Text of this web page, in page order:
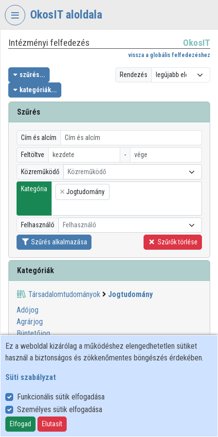
Fejléc kihagyása
OkosIT aloldala
VIDEOTORIUM
OKOSIT
Intézményi kezdőlap
Bejelentkezés
Intézményi felfedezés
Kategóriák
Intézményi listák
Intézmények
Közreműködők
Intézményi felfedezés OkosIT
vissza a globális felfedezéshez
szűrés...
kategóriák...
Rendezés
Szűrés
Cím és alcím
Feltöltve -
Közreműködő Közreműködő
Kategória
×
Jogtudomány
Felhasználó Felhasználó
Szűrés alkalmazása Szűrők törlése
Kategóriák
Társadalomtudományok
Jogtudomány
Adójog
Agrárjog
Büntetőjog
Egészségügyi jog
Egyházjog
Fiatalkorúakkal kapcsolatos jogalkotás
Informatikai jog
Közjog
Magánjog
Ez a weboldal kizárólag a működéshez elengedhetetlen sütiket
használ a biztonságos és zökkenőmentes böngészés érdekében.
Süti szabályzat
Funkcionális sütik elfogadása
Személyes sütik elfogadása
Elfogad Elutasít